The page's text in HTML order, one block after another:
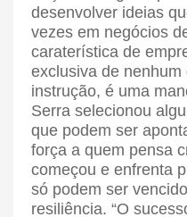
desenvolver ideias
vezes em negócios
caraterística de
exclusiva de nenhum
instrução, é uma
Serra selecionou
que podem ser
força a quem pensa
começou e enfrenta
só podem ser
resiliência. “O